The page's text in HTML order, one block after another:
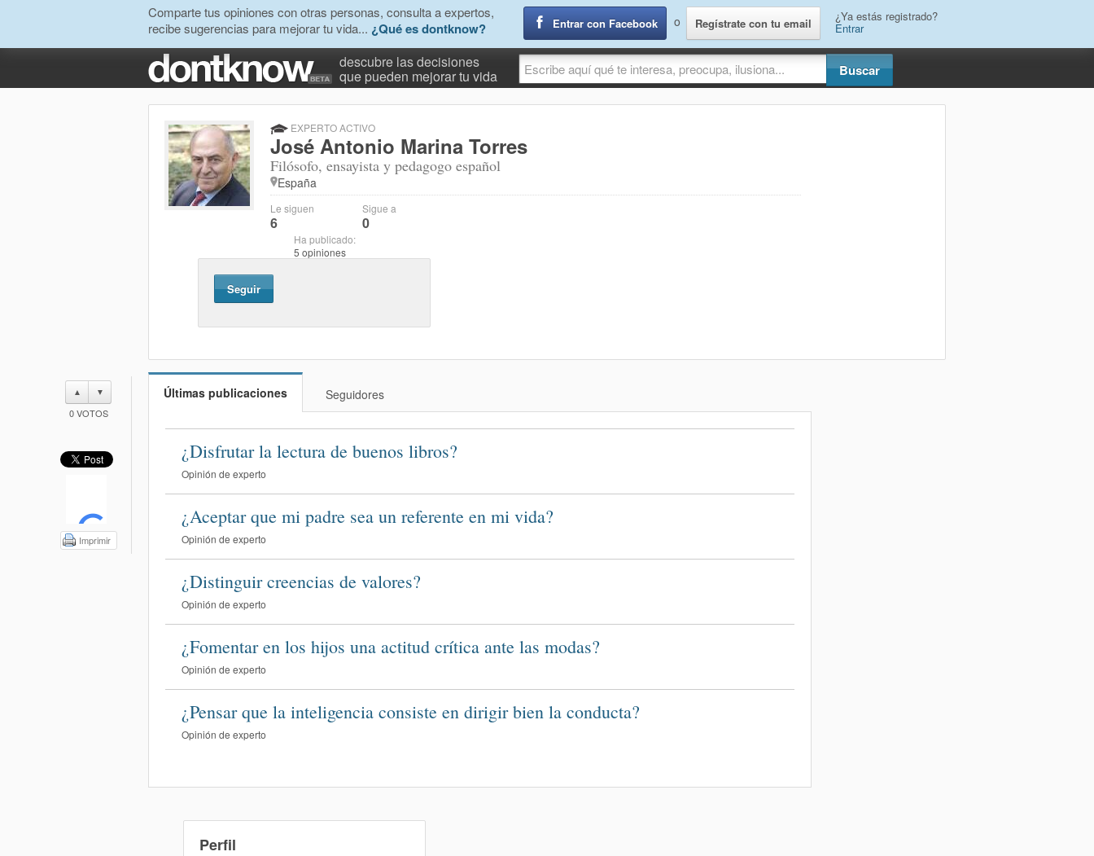
Comparte tus opiniones con otras personas, consulta a expertos,
recibe sugerencias para mejorar tu vida... ¿Qué es dontknow? Entrar con Facebook o Regístrate con tu email ¿Ya estás registrado?
Entrar
descubre las decisiones
que pueden mejorar tu vida
EXPERTO ACTIVO
José Antonio Marina Torres
Filósofo, ensayista y pedagogo español
España
Le siguen
6
Sigue a
0
Ha publicado:
5 opiniones
Seguir
▲ ▼
0VOTOS
Imprimir
Últimas publicaciones Seguidores
¿Disfrutar la lectura de buenos libros?
Opinión de experto
¿Aceptar que mi padre sea un referente en mi vida?
Opinión de experto
¿Distinguir creencias de valores?
Opinión de experto
¿Fomentar en los hijos una actitud crítica ante las modas?
Opinión de experto
¿Pensar que la inteligencia consiste en dirigir bien la conducta?
Opinión de experto
Perfil